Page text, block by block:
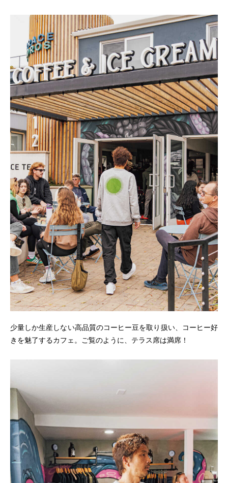
少量しか生産しない高品質のコーヒー豆を取り扱い、コーヒー好
きを魅了するカフェ。ご覧のように、テラス席は満席！